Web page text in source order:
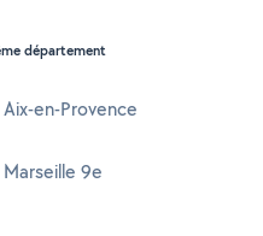
département
en-Provence
9e